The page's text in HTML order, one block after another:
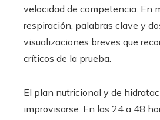
velocidad de competencia. En
respiración, palabras clave y
visualizaciones breves que
críticos de la prueba.
El plan nutricional y de
improvisarse. En las 24 a 48